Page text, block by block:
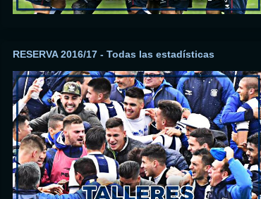
RESERVA 2016/17 - Todas las estadísticas